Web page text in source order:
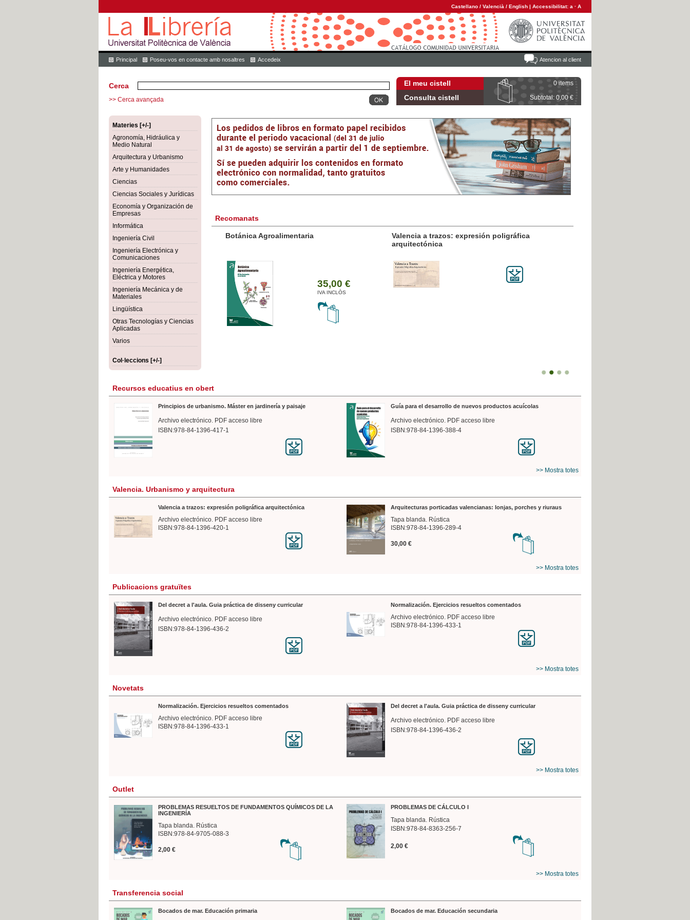
Castellano / Valencià / English | Accessibilitat: a · A
Atencion al client
Principal Poseu-vos en contacte amb nosaltres Accedeix
El meu cistell 0 items
Consulta cistell Subtotal: 0,00 €
Cerca
>> Cerca avançada
Materies [+/-]
Agronomía, Hidráulica y
Medio Natural
Arquitectura y Urbanismo
Arte y Humanidades
Ciencias
Ciencias Sociales y Jurídicas
Economía y Organización de
Empresas
Informática
Ingeniería Civil
Ingeniería Electrónica y
Comunicaciones
Ingeniería Energética,
Eléctrica y Motores
Ingeniería Mecánica y de
Materiales
Lingüística
Otras Tecnologías y Ciencias
Aplicadas
Varios
Col·leccions [+/-]
Recomanats
Botánica Agroalimentaria
35,00 €
IVA INCLÒS
Valencia a trazos: expresión poligráfica
arquitectónica
Recursos educatius en obert
Principios de urbanismo. Máster en jardinería y paisaje
Archivo electrónico. PDF acceso libre
ISBN:978-84-1396-417-1
Guía para el desarrollo de nuevos productos acuícolas
Archivo electrónico. PDF acceso libre
ISBN:978-84-1396-388-4
>> Mostra totes
Valencia. Urbanismo y arquitectura
Valencia a trazos: expresión poligráfica arquitectónica
Archivo electrónico. PDF acceso libre
ISBN:978-84-1396-420-1
Arquitecturas porticadas valencianas: lonjas, porches y riuraus
Tapa blanda. Rústica
ISBN:978-84-1396-289-4
30,00 €
>> Mostra totes
Publicacions gratuïtes
Del decret a l'aula. Guia práctica de disseny curricular
Archivo electrónico. PDF acceso libre
ISBN:978-84-1396-436-2
Normalización. Ejercicios resueltos comentados
Archivo electrónico. PDF acceso libre
ISBN:978-84-1396-433-1
>> Mostra totes
Novetats
Normalización. Ejercicios resueltos comentados
Archivo electrónico. PDF acceso libre
ISBN:978-84-1396-433-1
Del decret a l'aula. Guia práctica de disseny curricular
Archivo electrónico. PDF acceso libre
ISBN:978-84-1396-436-2
>> Mostra totes
Outlet
PROBLEMAS RESUELTOS DE FUNDAMENTOS QUÍMICOS DE LA
INGENIERÍA
Tapa blanda. Rústica
ISBN:978-84-9705-088-3
2,00 €
PROBLEMAS DE CÁLCULO I
Tapa blanda. Rústica
ISBN:978-84-8363-256-7
2,00 €
>> Mostra totes
Transferencia social
Bocados de mar. Educación primaria Bocados de mar. Educación secundaria